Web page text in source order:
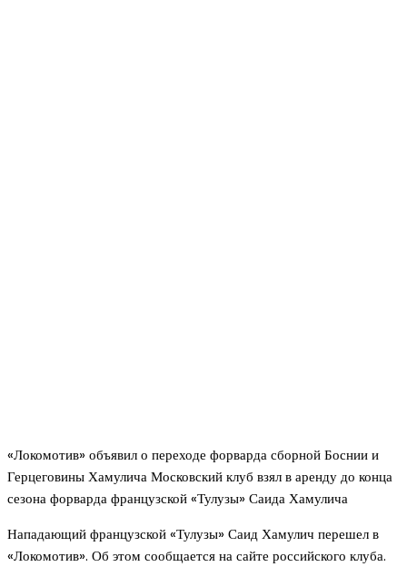
«Локомотив» объявил о переходе форварда сборной Боснии и
Герцеговины Хамулича Московский клуб взял в аренду до конца
сезона форварда французской «Тулузы» Саида Хамулича
Нападающий французской «Тулузы» Саид Хамулич перешел в
«Локомотив». Об этом сообщается на сайте российского клуба.